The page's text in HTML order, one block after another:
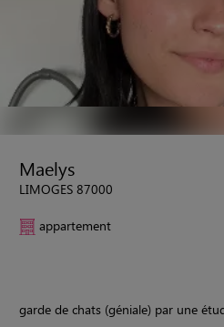
Maelys
LIMOGES 87000
appartement
garde de chats (géniale) par une